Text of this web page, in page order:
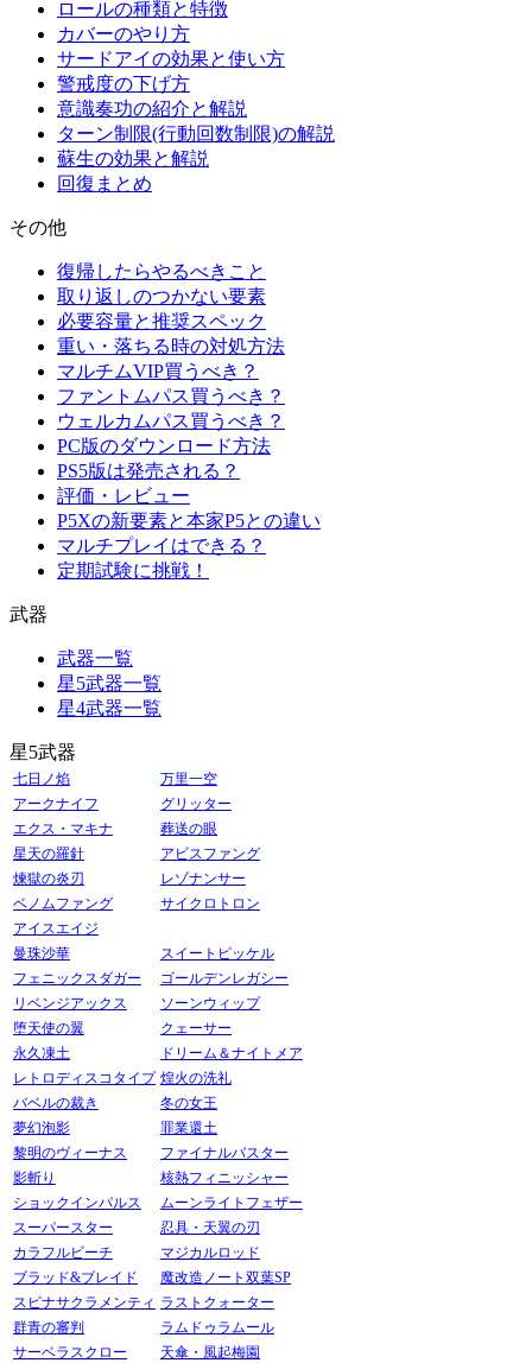
ロールの種類と特徴
カバーのやり方
サードアイの効果と使い方
警戒度の下げ方
意識奏功の紹介と解説
ターン制限(行動回数制限)の解説
蘇生の効果と解説
回復まとめ
その他
復帰したらやるべきこと
取り返しのつかない要素
必要容量と推奨スペック
重い・落ちる時の対処方法
マルチムVIP買うべき？
ファントムパス買うべき？
ウェルカムパス買うべき？
PC版のダウンロード方法
PS5版は発売される？
評価・レビュー
P5Xの新要素と本家P5との違い
マルチプレイはできる？
定期試験に挑戦！
武器
武器一覧
星5武器一覧
星4武器一覧
星5武器
七日ノ焰
万里一空
アークナイフ
グリッター
エクス・マキナ
葬送の眼
星天の羅針
アビスファング
煉獄の炎刃
レゾナンサー
ベノムファング
サイクロトロン
アイスエイジ
曼珠沙華
スイートピッケル
フェニックスダガー
ゴールデンレガシー
リベンジアックス
ソーンウィップ
堕天使の翼
クェーサー
永久凍土
ドリーム＆ナイトメア
レトロディスコタイプ 煌火の洗礼
バベルの裁き
冬の女王
夢幻泡影
罪業還土
黎明のヴィーナス
ファイナルバスター
影斬り
核熱フィニッシャー
ショックインパルス
ムーンライトフェザー
スーパースター
忍具・天翼の刃
カラフルビーチ
マジカルロッド
ブラッド&ブレイド
魔改造ノート双葉SP
スピナサクラメンティ ラストクォーター
群青の審判
ラムドゥラムール
サーベラスクロー
天傘・風起梅園